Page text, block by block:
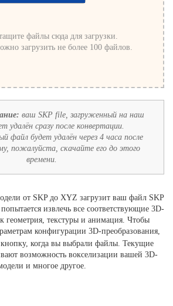
файлы сюда для загрузки.
загрузить не более 100 файлов.
ваш SKP file, загруженный на наш
удалён сразу после конвертации.
файл будет удалён через 4 часа после
пожалуйста, скачайте его до этого
времени.
от SKP до XYZ загрузит ваш файл SKP
извлечь все соответствующие 3D-
геометрия, текстуры и анимация. Чтобы
конфигурации 3D-преобразования,
кнопку, когда вы выбрали файлы. Текущие
возможность вокселизации вашей 3D-
и многое другое.